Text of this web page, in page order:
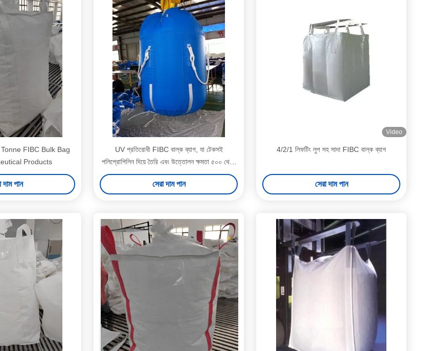
FIBC Bulk Bag
Products
দাম পান
UV প্রতিরোধী FIBC বাল্ক ব্যাগ, যা টেকসই
পলিপ্রোপিলিন দিয়ে তৈরি এবং উত্তোলন ক্ষমতা ৫০০ থেকে
২৫০০ কেজি
সেরা দাম পান
Video
4/2/1 লিফটিং লুপ সহ সাদা FIBC বাল্ক ব্যাগ
সেরা দাম পান